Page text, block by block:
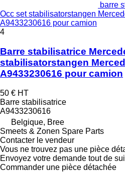
barre
Occ set stabilisatorstangen
A9433230616 pour camion
4
Barre stabilisatrice
stabilisatorstangen
A9433230616 pour camion
50 € HT
Barre stabilisatrice
A9433230616
Belgique, Bree
Smeets & Zonen Spare Parts
Contacter le vendeur
Vous ne trouvez pas une pièce
Envoyez votre demande tout de
Commander une pièce détachée